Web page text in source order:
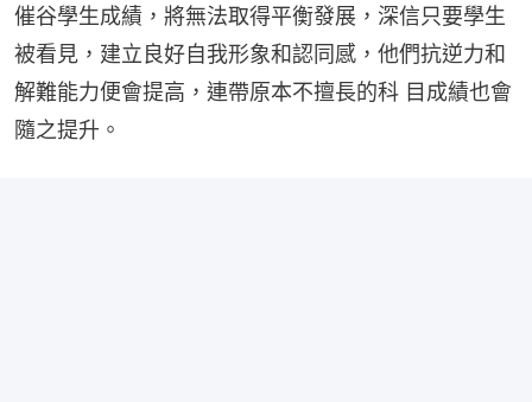
催⾕學⽣成績，將無法取得平衡發展，深信只要學⽣
被看見，建立良好自我形象和認同感，他們抗逆⼒和
解難能⼒便會提⾼，連帶原本不擅長的科 目成績也會
隨之提升。